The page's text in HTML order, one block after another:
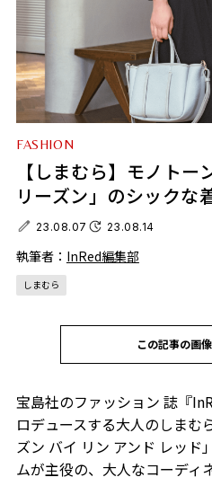
FASHION
【しまむら】モノト
リーズン」のシックな
23.08.07 23.08.14
執筆者： InRed編集部
しまむら
この記事の画
宝島社のファッション 誌『
ロデュースする大人のしまむ
ズン バイ リン アンド レッド
ムが主役の、大人なコーディ